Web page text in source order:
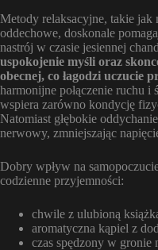
Metody relaksacyjne, takie jak
oddechowe, doskonale
nastrój w czasie jesiennej
uspokojenie myśli oraz
obecnej, co łagodzi uczucie
harmonijne połączenie ruchu i
wspiera zarówno kondycję
Natomiast głębokie
nerwowy, zmniejszając
Dobry wpływ na
codzienne przyjemności:
chwile z ulubioną
aromatyczna kąpiel z
czas spędzony w gronie